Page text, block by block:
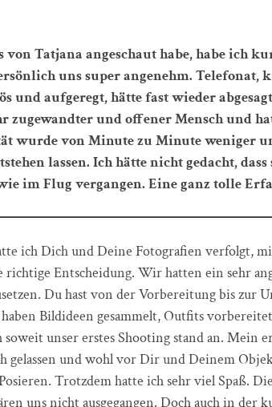
Tatjana angeschaut habe, habe ich
uns super angenehm.
und aufgeregt, hätte fast wieder
zugewandter und offener Mensch und
wurde von Minute zu Minute weniger
lassen. Ich hätte nicht gedacht,
im Flug vergangen. Eine ganz tolle
ich Dich und Deine Fotografien verfolgt,
richtige Entscheidung. Wir hatten ein sehr
Du hast von der Vorbereitung bis zur
Bildideen gesammelt, Outfits
soweit unser erstes Shooting stand an. Mein
und wohl vor Dir und Deinem
Trotzdem hatte ich sehr viel Spaß.
uns nicht ausgegangen. Doch auch in der